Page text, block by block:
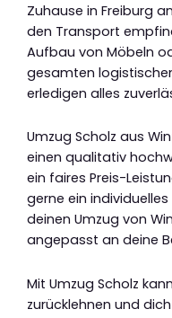
Zuhause in Freiburg
den Transport
Aufbau von Möbeln
gesamten
erledigen alles
Umzug Scholz aus
einen qualitativ
ein faires Preis-
gerne ein
deinen Umzug von
angepasst an deine
Mit Umzug Scholz
zurücklehnen und